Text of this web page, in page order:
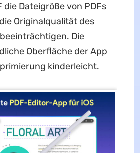
die Dateigröße von PDFs
Originalqualität des
Die
Oberfläche der App
kinderleicht.